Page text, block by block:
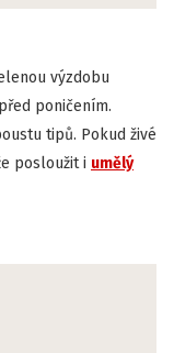
výzdobu
poničením.
tipů. Pokud živé
posloužit i umělý